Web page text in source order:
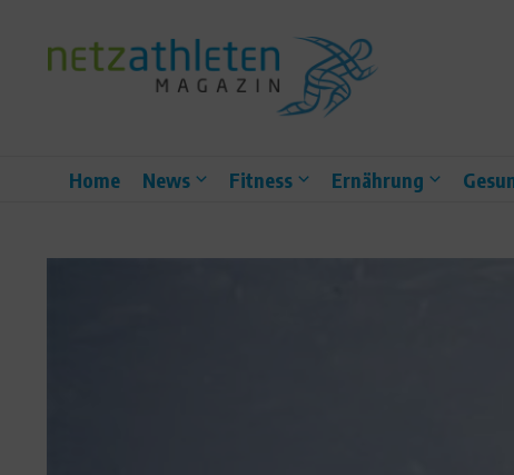
Home News Fitness Ernährung